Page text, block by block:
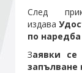
След
издава
по
Заявки се
запълване